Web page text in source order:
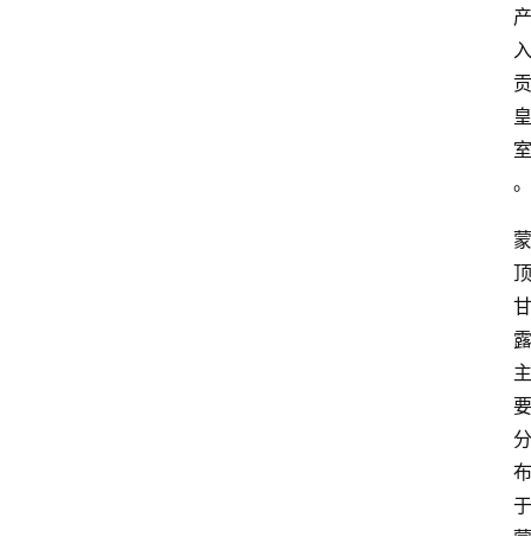
产
入
贡
皇
室
。
蒙
顶
甘
露
主
要
分
布
于